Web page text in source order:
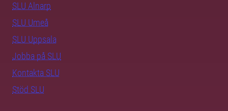
SLU Alnarp
SLU Umeå
SLU Uppsala
Jobba på SLU
Kontakta SLU
Stöd SLU